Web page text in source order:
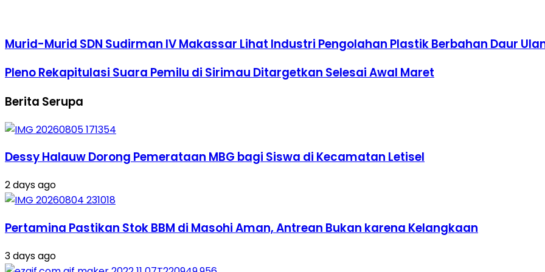
Murid-Murid SDN Sudirman IV Makassar Lihat Industri Pengolahan Plastik Berbahan Daur
Pleno Rekapitulasi Suara Pemilu di Sirimau Ditargetkan Selesai Awal Maret
Berita Serupa
Dessy Halauw Dorong Pemerataan MBG bagi Siswa di Kecamatan Letisel
2 days ago
Pertamina Pastikan Stok BBM di Masohi Aman, Antrean Bukan karena Kelangkaan
3 days ago